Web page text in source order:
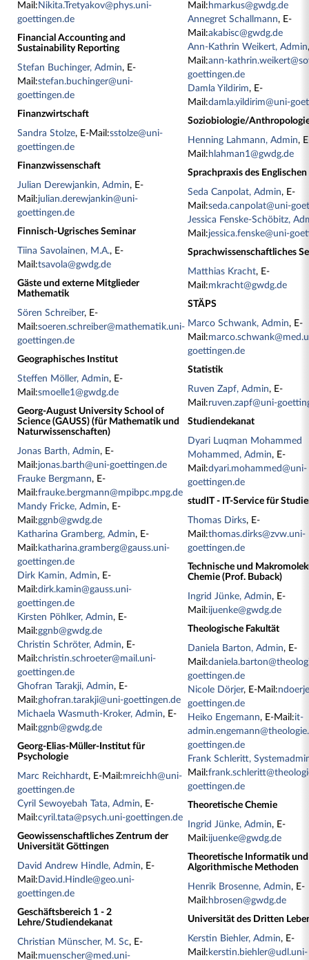
Mail: Nikita.Tretyakov@phys.uni-
goettingen.de
Financial Accounting and
Sustainability Reporting
Stefan Buchinger, Admin, E-
Mail:stefan.buchinger@uni-
goettingen.de
Finanzwirtschaft
Sandra Stolze, E-Mail:sstolze@uni-
goettingen.de
Finanzwissenschaft
Julian Derewjankin, Admin, E-
Mail:julian.derewjankin@uni-
goettingen.de
Finnisch-Ugrisches Seminar
Tiina Savolainen, M.A., E-
Mail:tsavola@gwdg.de
Gäste und externe Mitglieder
Mathematik
Sören Schreiber, E-
Mail:soeren.schreiber@mathematik.uni-
goettingen.de
Geographisches Institut
Steffen Möller, Admin, E-
Mail:smoelle1@gwdg.de
Georg-August University School of
Science (GAUSS) (für Mathematik und
Naturwissenschaften)
Jonas Barth, Admin, E-
Mail:jonas.barth@uni-goettingen.de
Frauke Bergmann, E-
Mail:frauke.bergmann@mpibpc.mpg.de
Mandy Fricke, Admin, E-
Mail:ggnb@gwdg.de
Katharina Gramberg, Admin, E-
Mail: katharina.gramberg@gauss.uni-
goettingen.de
Dirk Kamin, Admin, E-
Mail:dirk.kamin@gauss.uni-
goettingen.de
Kirsten Pöhlker, Admin, E-
Mail:ggnb@gwdg.de
Christin Schröter, Admin, E-
Mail:christin.schroeter@mail.uni-
goettingen.de
Ghofran Tarakji, Admin, E-
Mail:ghofran.tarakji@uni-goettingen.de
Michaela Wasmuth-Kroker, Admin, E-
Mail:ggnb@gwdg.de
Georg-Elias-Müller-Institut für
Psychologie
Marc Reichhardt, E-Mail:mreichh@uni-
goettingen.de
Cyril Sewoyebah Tata, Admin, E-
Mail:cyril.tata@psych.uni-goettingen.de
Geowissenschaftliches Zentrum der
Universität Göttingen
David Andrew Hindle, Admin, E-
Mail: David.Hindle@geo.uni-
goettingen.de
Geschäftsbereich 1 - 2
Lehre/Studiendekanat
Christian Münscher, M. Sc, E-
Mail:muenscher@med.uni-
Mail: hmarkus@gwdg.de
Annegret Schallmann, E-
Mail:akabisc@gwdg.de
Ann-Kathrin Weikert, Admin
Mail:ann-
goettingen.de
Damla Yildirim, E-
Mail:damla.yildirim@uni-
Soziobiologie/
Henning Lahmann, Admin,
Mail: hlahman1@gwdg.de
Sprachpraxis des Englischen
Seda Canpolat, Admin, E-
Mail:seda.canpolat@uni-
Jessica Fenske-Schöbitz,
Mail:jessica.fenske@uni-
Sprachwissenschaftliches
Matthias Kracht, E-
Mail:mkracht@gwdg.de
STÄPS
Marco Schwank, Admin, E-
Mail:
goettingen.de
Statistik
Ruven Zapf, Admin, E-
Mail:ruven.zapf@uni-
Studiendekanat
Dyari Luqman Mohammed
Mohammed, Admin, E-
Mail:dyari.mohammed@uni-
goettingen.de
studIT - IT-Service für
Thomas Dirks, E-
Mail:thomas.dirks@zvw.uni-
goettingen.de
Technische und
Chemie (Prof. Buback)
Ingrid Jünke, Admin, E-
Mail:ijuenke@gwdg.de
Theologische Fakultät
Daniela Barton, Admin, E-
Mail:
goettingen.de
Nicole Dörjer, E-Mail:
goettingen.de
Heiko Engemann, E-Mail:it-
goettingen.de
Frank Schleritt,
Mail:
goettingen.de
Theoretische Chemie
Ingrid Jünke, Admin, E-
Mail:ijuenke@gwdg.de
Theoretische Informatik und
Algorithmische Methoden
Henrik Brosenne, Admin, E-
Mail: hbrosen@gwdg.de
Universität des Dritten
Kerstin Biehler, Admin, E-
Mail: kerstin.biehler@udl.uni-